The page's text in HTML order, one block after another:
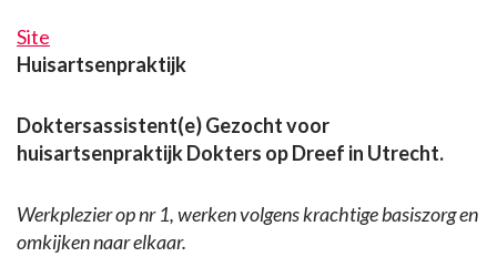
Site
Huisartsenpraktijk
Doktersassistent(e) Gezocht voor
huisartsenpraktijk Dokters op Dreef in Utrecht.
Werkplezier op nr 1, werken volgens krachtige basiszorg en
omkijken naar elkaar.